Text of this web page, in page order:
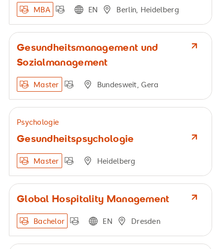
MBA EN Berlin, Heidelberg
Gesundheitsmanagement und
Sozialmanagement
Master Bundesweit, Gera
Psychologie
Gesundheitspsychologie
Master Heidelberg
Global Hospitality Management
Bachelor EN Dresden